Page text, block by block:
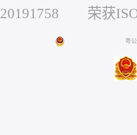
20191758 荣获
粤